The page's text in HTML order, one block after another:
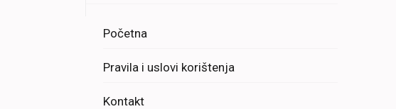
Početna
Pravila i uslovi korištenja
Kontakt